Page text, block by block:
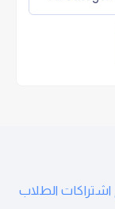
اشتراكات الطلاب